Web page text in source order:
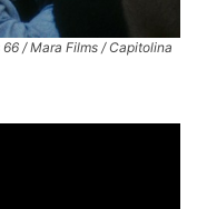
/ Mara Films / Capitolina